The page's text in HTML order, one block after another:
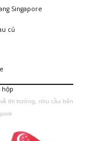
Singapore
củ
hộp
thị trường, nhu cầu bên